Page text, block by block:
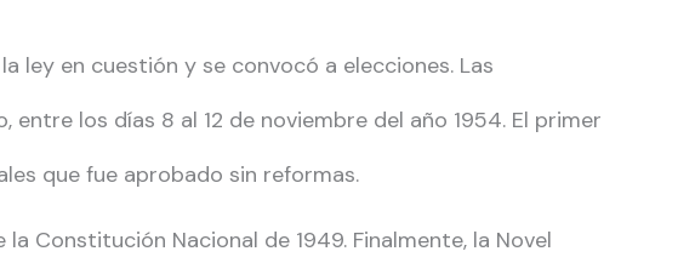
ley en cuestión y se convocó a elecciones. Las
los días 8 al 12 de noviembre del año 1954. El primer
que fue aprobado sin reformas.
Constitución Nacional de 1949. Finalmente, la Novel